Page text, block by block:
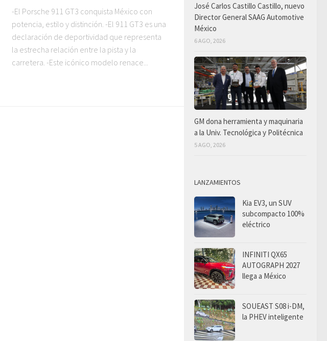
-El Porsche 911 GT3 conquista México con
potencia, estilo y distinción. -El 911 GT3 es una
declaración de deportividad que representa
la estrecha relación entre la pista y la
carretera. -Este icónico modelo renace...
José Carlos Castillo Castillo, nuevo
Director General SAAG Automotive
México
6 AGO, 2026
GM dona herramienta y maquinaria
a la Univ. Tecnológica y Politécnica
5 AGO, 2026
LANZAMIENTOS
Kia EV3, un SUV
subcompacto 100%
eléctrico
INFINITI QX65
AUTOGRAPH 2027
llega a México
SOUEAST S08 i-DM,
la PHEV inteligente